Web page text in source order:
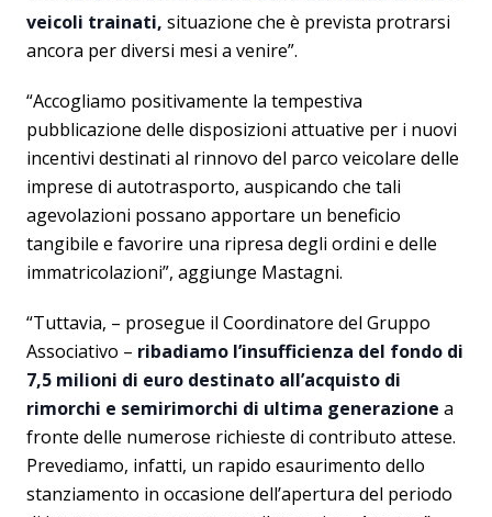
veicoli trainati, situazione che è prevista protrarsi
ancora per diversi mesi a venire”.
“Accogliamo positivamente la tempestiva
pubblicazione delle disposizioni attuative per i nuovi
incentivi destinati al rinnovo del parco veicolare delle
imprese di autotrasporto, auspicando che tali
agevolazioni possano apportare un beneficio
tangibile e favorire una ripresa degli ordini e delle
immatricolazioni”, aggiunge Mastagni.
“Tuttavia, – prosegue il Coordinatore del Gruppo
Associativo – ribadiamo l’insufficienza del fondo di
7,5 milioni di euro destinato all’acquisto di
rimorchi e semirimorchi di ultima generazione a
fronte delle numerose richieste di contributo attese.
Prevediamo, infatti, un rapido esaurimento dello
stanziamento in occasione dell’apertura del periodo